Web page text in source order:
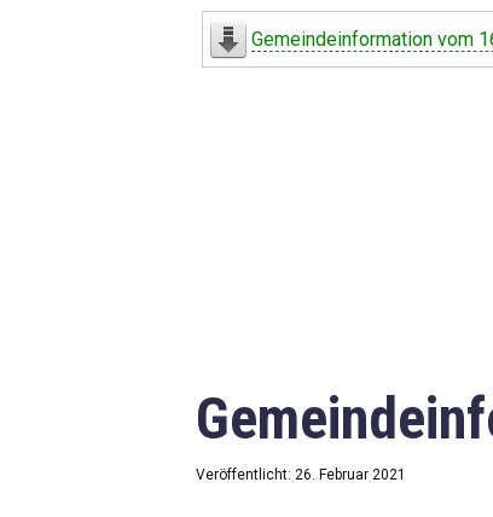
Offener Haushalt
Downloads
Impressum
Gemeindeinformation vom
Veröffentlicht: 26. Februar 2021